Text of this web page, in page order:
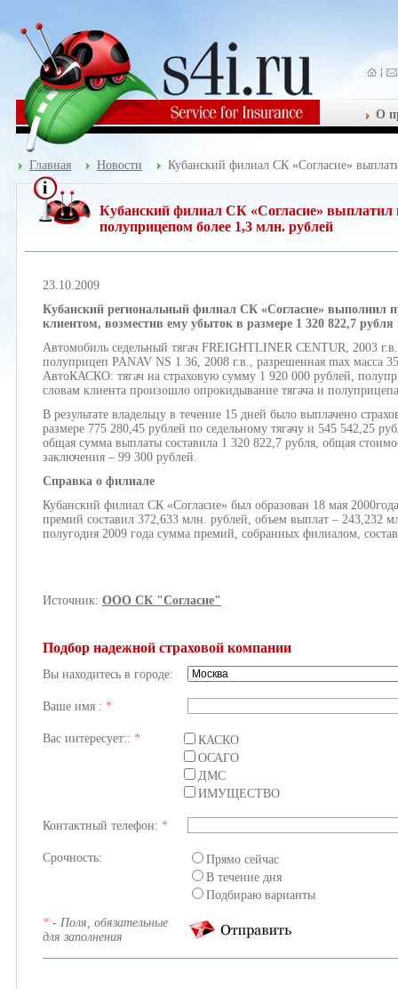
О
Главная Новости Кубанский филиал СК «Согласие»
Кубанский филиал СК «Согласие» выплатил
полуприцепом более 1,3 млн. рублей
23.10.2009
Кубанский региональный филиал СК «Согласие» выполнил
клиентом, возместив ему убыток в размере 1 320 822,7
Автомобиль седельный тягач FREIGHTLINER CENTUR, 2003
полуприцеп PANAV NS 1 36, 2008 г.в., разрешенная max масса
АвтоКАСКО: тягач на страховую сумму 1 920 000 рублей,
словам клиента произошло опрокидывание тягача и
В результате владельцу в течение 15 дней было выплачено
размере 775 280,45 рублей по седельному тягачу и 545 542,25
общая сумма выплаты составила 1 320 822,7 рубля, общая
заключения – 99 300 рублей.
Cправка о филиале
Кубанский филиал СК «Согласие» был образован 18 мая
премий составил 372,633 млн. рублей, объем выплат – 243,232
полугодия 2009 года сумма премий, собранных филиалом,
Источник: ООО СК "Согласие"
Подбор надежной страховой компании
Вы находитесь в городе:
Ваше имя : *
Вас интересует:: *
КАСКО
ОСАГО
ДМС
ИМУЩЕСТВО
Контактный телефон: *
Срочность:
Прямо сейчас
В течение дня
Подбираю варианты
* - Поля, обязательные
для заполнения